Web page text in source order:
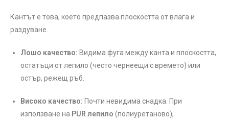
Кантът е това, което предпазва плоскостта от влага и
раздуване.
Лошо качество: Видима фуга между канта и плоскостта,
остатъци от лепило (често чернеещи с времето) или
остър, режещ ръб.
Високо качество: Почти невидима снадка. При
използване на PUR лепило (полиуретаново),